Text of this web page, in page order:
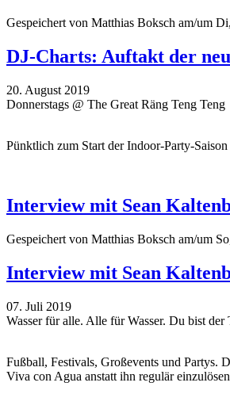
Gespeichert von Matthias Boksch am/um
DJ-Charts: Auftakt der
20. August 2019
Donnerstags @ The Great Räng Teng Teng
Pünktlich zum Start der Indoor-Party-
Interview mit Sean
Gespeichert von Matthias Boksch am/um
Interview mit Sean
07. Juli 2019
Wasser für alle. Alle für Wasser. Du bist der
Fußball, Festivals, Großevents und Partys.
Viva con Agua anstatt ihn regulär